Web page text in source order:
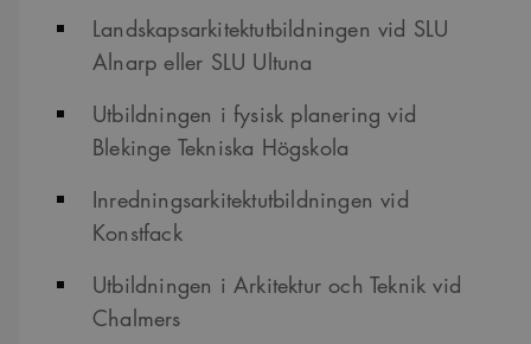
Landskapsarkitektutbildningen vid SLU
Alnarp eller SLU Ultuna
Utbildningen i fysisk planering vid
Blekinge Tekniska Högskola
Inredningsarkitektutbildningen vid
Konstfack
Utbildningen i Arkitektur och Teknik vid
Chalmers